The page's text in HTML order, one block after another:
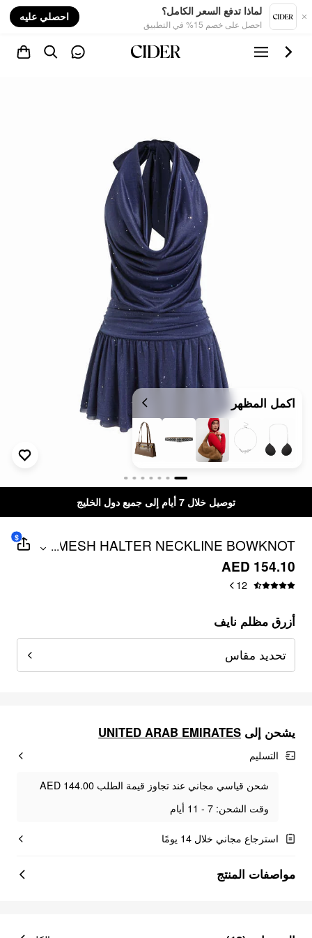
لماذا تدفع السعر الكامل؟
احصل على خصم 15% في التطبيق
احصلي عليه
اكمل المظهر
توصيل خلال 7 أيام إلى جميع دول الخليج
MESH HALTER NECKLINE BOWKNOT
SKATER MINI DRESS WITH
RHINESTONE DOTS
...
AED 154.10
12
$
أزرق مظلم نايف
تحديد مقاس
يشحن إلى UNITED ARAB EMIRATES
التسليم
شحن قياسي مجاني عند تجاوز قيمة الطلب AED 144.00
وقت الشحن: 7 - 11 أيام
استرجاع مجاني خلال 14 يومًا
مواصفات المنتج